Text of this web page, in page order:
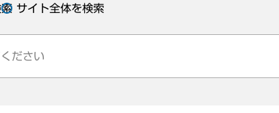
サイト全体を検索